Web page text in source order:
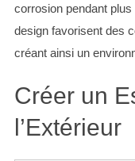
corrosion pendant
design favorisent des
créant ainsi un
Créer un
l’Extérieur